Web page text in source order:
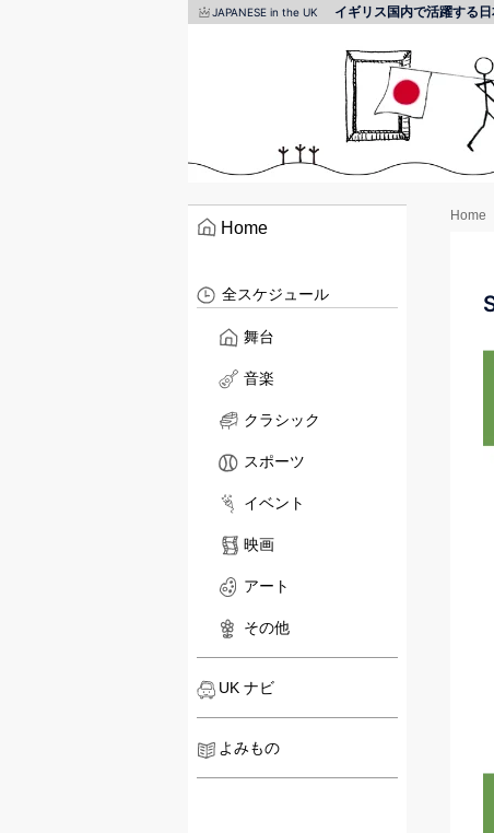
JAPANESE in the UK イギリス国内で活躍する
Home
Home
全スケジュール
舞台
音楽
クラシック
スポーツ
イベント
映画
アート
その他
UK ナビ
よみもの